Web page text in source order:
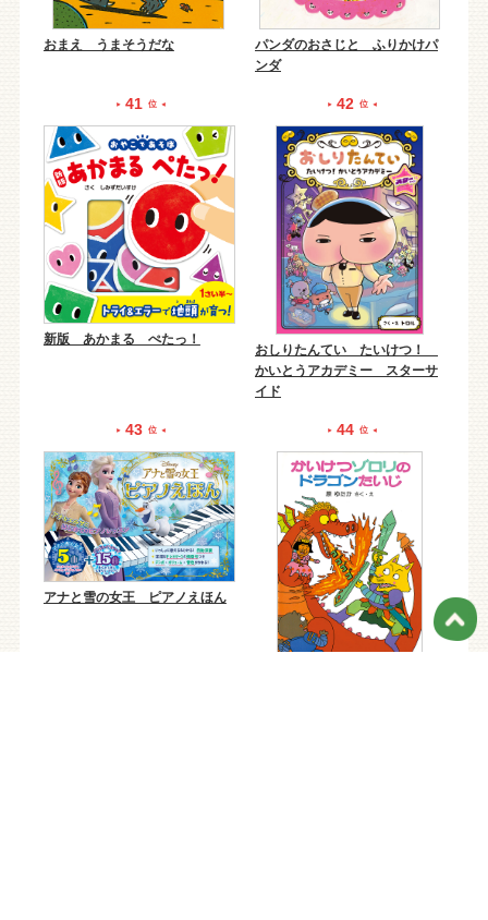
おまえ うまそうだな
パンダのおさじと ふりかけパ
ンダ
41 位
新版 あかまる ぺたっ！
42 位
おしりたんてい たいけつ！
かいとうアカデミー スターサ
イド
43 位
アナと雪の女王 ピアノえほん
44 位